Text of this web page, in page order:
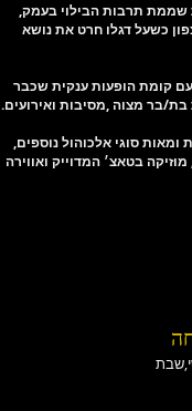
כשעל דגלו חרט את נושא
עם קומת הופעות ענקית שכבר
בר מצוה ,מסיבות ואירועים.
בטאצ׳ המדוייק ואווירה
בת